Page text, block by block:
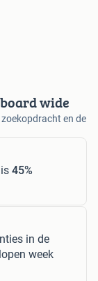
wide
en de
45%
in de
week